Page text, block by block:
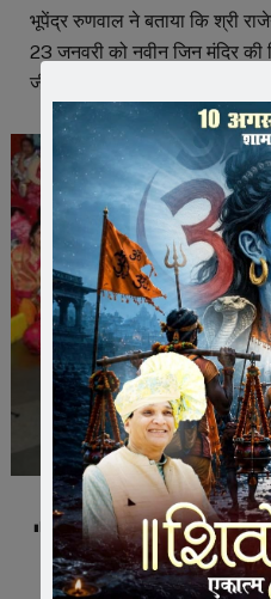
भूपेंद्र रुणवाल ने बताया कि श्री
23 जनवरी को नवीन जिन मंदिर की
जी की निश्रा में होगा।
Post Views: 203